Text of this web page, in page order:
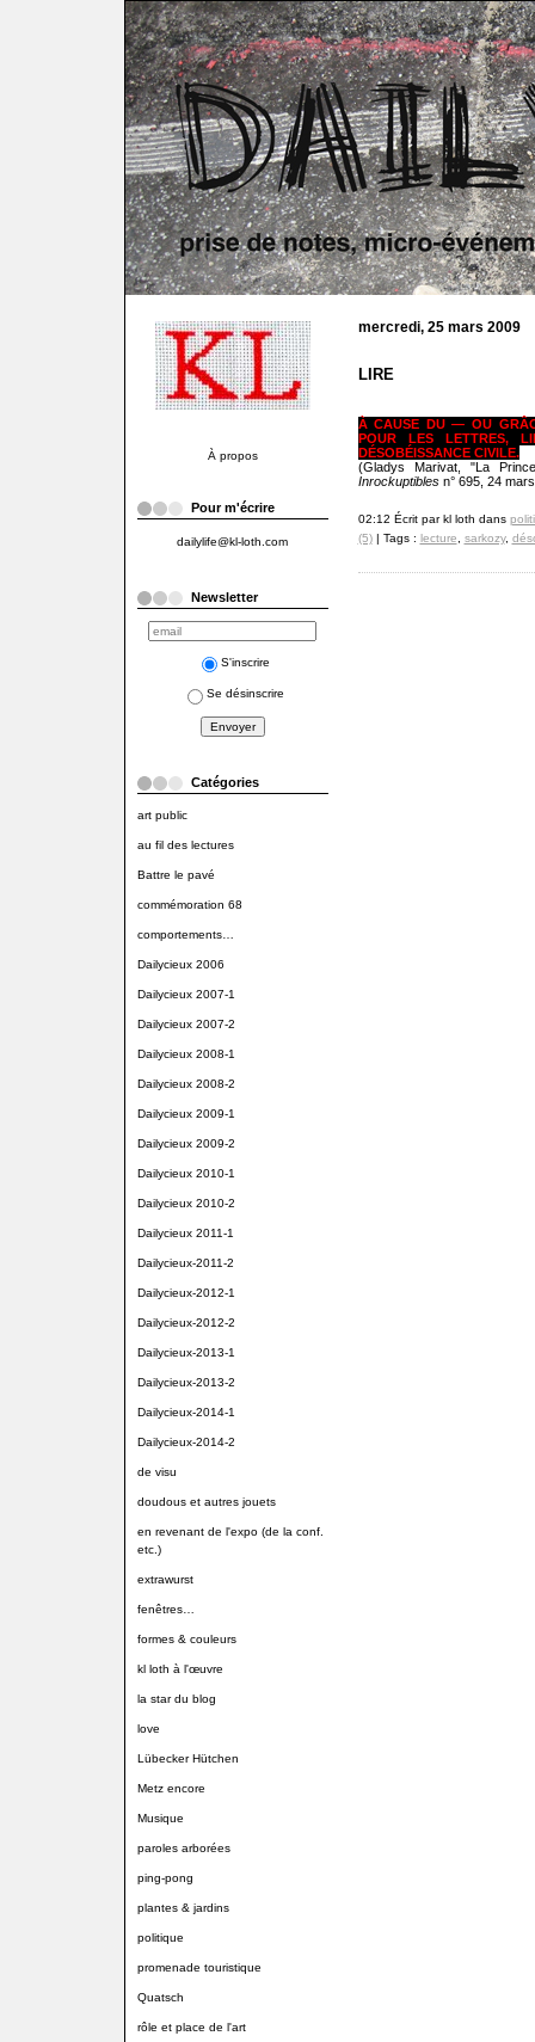
À propos
Pour m'écrire
dailylife@kl-loth.com
Newsletter
S'inscrire
Se désinscrire
Catégories
art public
au fil des lectures
Battre le pavé
commémoration 68
comportements…
Dailycieux 2006
Dailycieux 2007-1
Dailycieux 2007-2
Dailycieux 2008-1
Dailycieux 2008-2
Dailycieux 2009-1
Dailycieux 2009-2
Dailycieux 2010-1
Dailycieux 2010-2
Dailycieux 2011-1
Dailycieux-2011-2
Dailycieux-2012-1
Dailycieux-2012-2
Dailycieux-2013-1
Dailycieux-2013-2
Dailycieux-2014-1
Dailycieux-2014-2
de visu
doudous et autres jouets
en revenant de l'expo (de la conf.
etc.)
extrawurst
fenêtres…
formes & couleurs
kl loth à l'œuvre
la star du blog
love
Lübecker Hütchen
Metz encore
Musique
paroles arborées
ping-pong
plantes & jardins
politique
promenade touristique
Quatsch
rôle et place de l'art
mercredi, 25 mars 2009
LIRE
À CAUSE DU — OU
POUR LES LETTRES,
DÉSOBÉISSANCE CIVILE.
(Gladys Marivat, "La
Inrockuptiblesn° 695, 24
02:12 Écrit par kl loth dans
(5)| Tags : lecture sarkozy,